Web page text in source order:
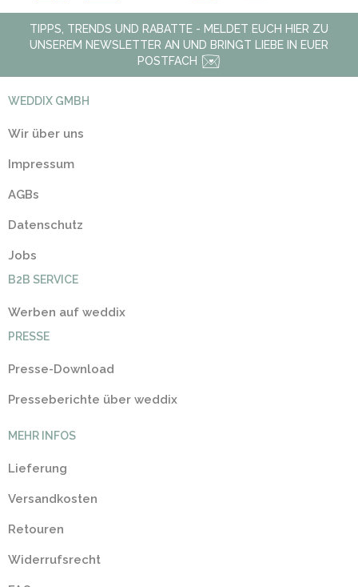
TIPPS, TRENDS UND RABATTE - MELDET EUCH HIER ZU
UNSEREM NEWSLETTER AN UND BRINGT LIEBE IN EUER
POSTFACH
WEDDIX GMBH
Wir über uns
Impressum
AGBs
Datenschutz
Jobs
B2B SERVICE
Werben auf weddix
PRESSE
Presse-Download
Presseberichte über weddix
MEHR INFOS
Lieferung
Versandkosten
Retouren
Widerrufsrecht